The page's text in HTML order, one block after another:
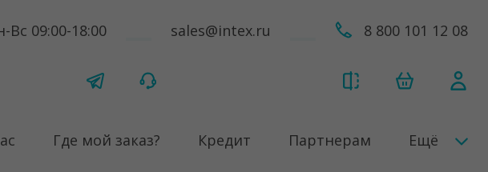
Вс 09:00-18:00 sales@intex.ru 8 800 101 12 08
Где мой заказ? Кредит Партнерам Ещё